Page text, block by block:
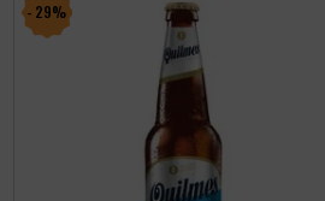
- 29%